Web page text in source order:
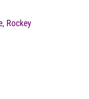
Rockey